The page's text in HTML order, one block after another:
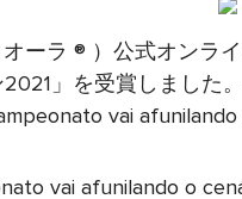
ーラ ® ）公式オンラ
」を受賞しました
vai
vai afunilando o